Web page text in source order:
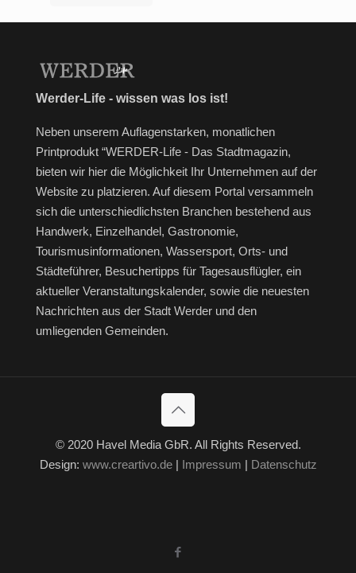
Werder-Life - wissen was los ist!
Neben unserem Auflagenstarken, monatlichen
Printprodukt “WERDER-Life - Das Stadtmagazin,
bieten wir hier die Möglichkeit Ihr Unternehmen auf der
Website zu platzieren. Auf diesem Portal versammeln
sich die unterschiedlichsten Branchen bestehend aus
Handwerk, Einzelhandel, Gastronomie,
Tourismusinformationen, Wassersport, Orts- und
Städteführer, Besuchertipps für Tagesausflügler, ein
aktueller Veranstaltungskalender, sowie die neuesten
Nachrichten aus der Stadt Werder und den
umliegenden Gemeinden.
© 2020 Havel Media GbR. All Rights Reserved.
Design: www.creartivo.de| Impressum | Datenschutz